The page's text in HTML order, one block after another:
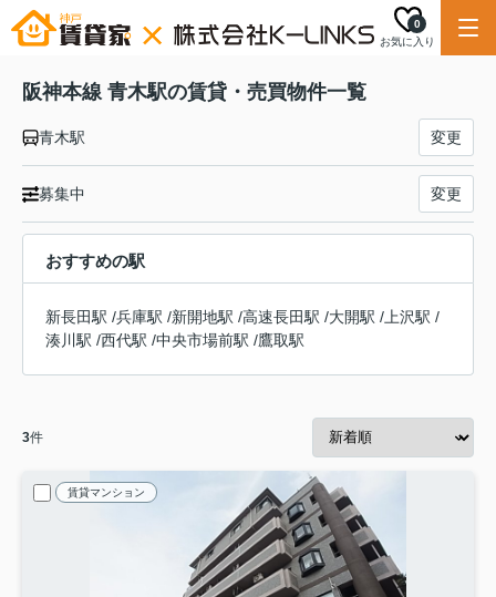
お気に入り
0
阪神本線 青木駅の賃貸・売買物件一覧
青木駅 変更
募集中 変更
おすすめの駅
新長田駅 /兵庫駅 /新開地駅 /高速長田駅 /大開駅 / 上沢駅 /
湊川駅 /西代駅 /中央市場前駅 /鷹取駅
3件
賃貸マンション